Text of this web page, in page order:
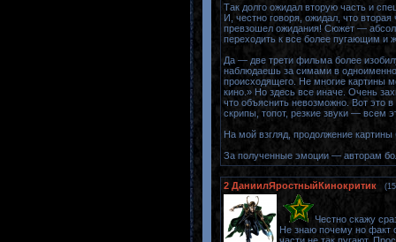
Так долго ожидал вторую часть и
И, честно говоря, ожидал, что
превзошел ожидания! Сюжет —
переходить к все более пугающим и
Да — две трети фильма более
наблюдаешь за симами в
происходящего. Не многие картины
кино.» Но здесь все иначе. Очень
что объяснить невозможно. Вот это
скрипы, топот, резкие звуки — всем
На мой взгляд, продолжение
За полученные эмоции — авторам
2 ДаниилЯростныйКинокритик
Честно скажу
Не знаю почему но факт